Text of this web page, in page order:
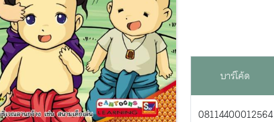
บาร์โค้ด
08114400012564